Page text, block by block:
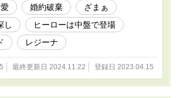
したのだが…。 奪われ続けても負けないリゼ
トを認めてくれる人が現れた一方で、奪うこ
しかしてこなかった者にはそれ相当の未来が
っていた。
婚約破棄
ざまぁ
し
ヒーローは中盤で登場
レジーナ
最終更新日 2024.11.22 登録日 2023.04.15